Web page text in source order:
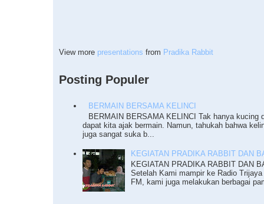
View more presentations from Pradika Rabbit
Posting Populer
BERMAIN BERSAMA KELINCI
BERMAIN BERSAMA KELINCI Tak hanya kucing
dapat kita ajak bermain. Namun, tahukah bahwa
juga sangat suka b...
KEGIATAN PRADIKA RABBIT DAN
KEGIATAN PRADIKA RABBIT DAN
Setelah Kami mampir ke Radio
FM, kami juga melakukan berbagai